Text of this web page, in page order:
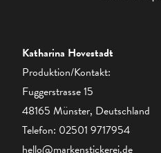
Katharina Hovestadt
Produktion/Kontakt:
Fuggerstrasse 15
48165 Münster, Deutschland
Telefon: 02501 9717954